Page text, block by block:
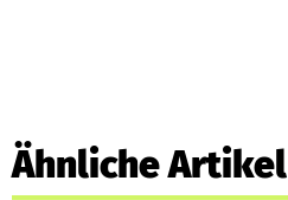
Ähnliche Artikel